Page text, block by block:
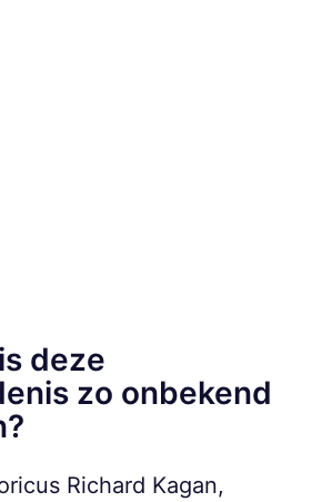
deze
zo onbekend
Richard Kagan,